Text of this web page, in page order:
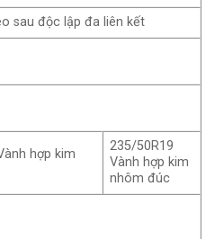
sau độc lập đa liên kết
hợp kim
235/50R19
Vành hợp kim
nhôm đúc